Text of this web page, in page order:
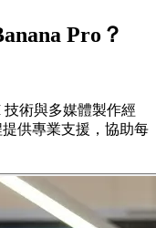
Pro？
技術與多媒體製作經
供專業支援，協助每